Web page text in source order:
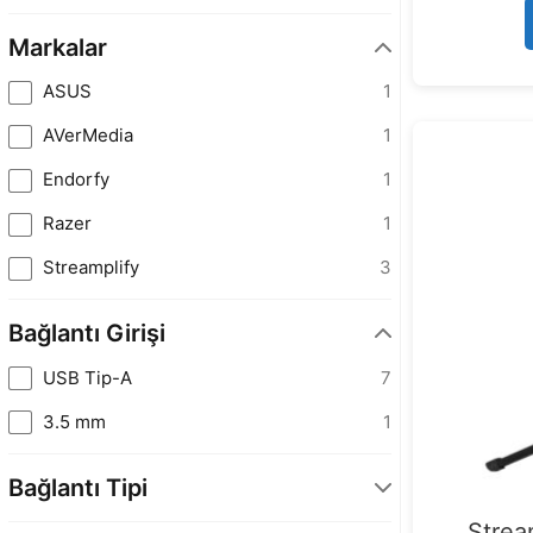
Markalar
ASUS
1
AVerMedia
1
Endorfy
1
Razer
1
Streamplify
3
Bağlantı Girişi
USB Tip-A
7
3.5 mm
1
Bağlantı Tipi